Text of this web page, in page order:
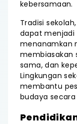
kebersamaan.
Tradisi
dapat
menanamkan
membiasakan
sama, dan
Lingkungan
membantu
budaya